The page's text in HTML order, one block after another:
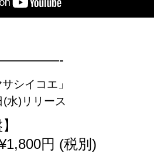
シイコエ」
水)リリース
円 (税別)